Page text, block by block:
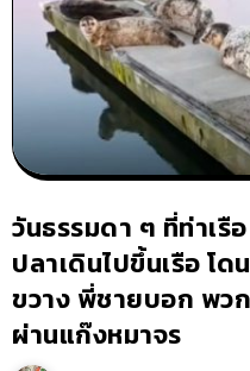
วันธรรมดา ๆ ที่ท่าเ
ปลาเดินไปขึ้นเรือ โ
ขวาง พี่ชายบอก พว
ผ่านแก๊งหมาจร